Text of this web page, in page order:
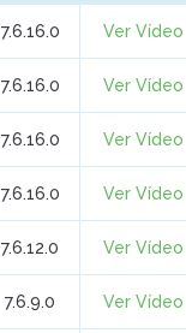
7.6.16.0 Ver Vídeo
7.6.16.0 Ver Vídeo
7.6.16.0 Ver Vídeo
7.6.16.0 Ver Vídeo
7.6.12.0 Ver Vídeo
7.6.9.0 Ver Vídeo